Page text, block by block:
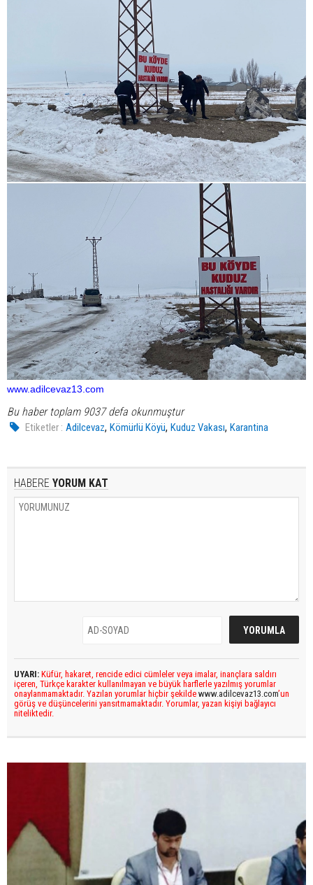
www.adilcevaz13.com
Bu haber toplam 9037 defa okunmuştur
Etiketler : Adilcevaz,Kömürlü Köyü,Kuduz Vakası,Karantina
HABERE YORUM KAT
UYARI: Küfür, hakaret, rencide edici cümleler veya imalar, inançlara saldırı
içeren, Türkçe karakter kullanılmayan ve büyük harflerle yazılmış yorumlar
onaylanmamaktadır. Yazılan yorumlar hiçbir şekilde www.adilcevaz13.com’un
görüş ve düşüncelerini yansıtmamaktadır. Yorumlar, yazan kişiyi bağlayıcı
niteliktedir.